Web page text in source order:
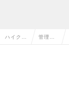
ハイクラ 管理部